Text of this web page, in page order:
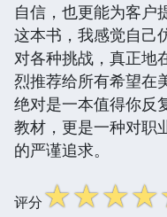
自信，也更能为客户
这本书，我感觉自己
对各种挑战，真正地
烈推荐给所有希望在
绝对是一本值得你反
教材，更是一种对职
的严谨追求。
评分☆☆☆☆